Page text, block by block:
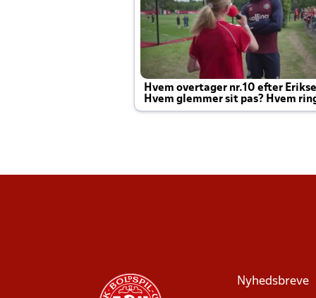
Hvem overtager nr.10 efter
Hvem glemmer sit pas? Hvem
Joachim altid til efter kampe?
Nyhedsbreve